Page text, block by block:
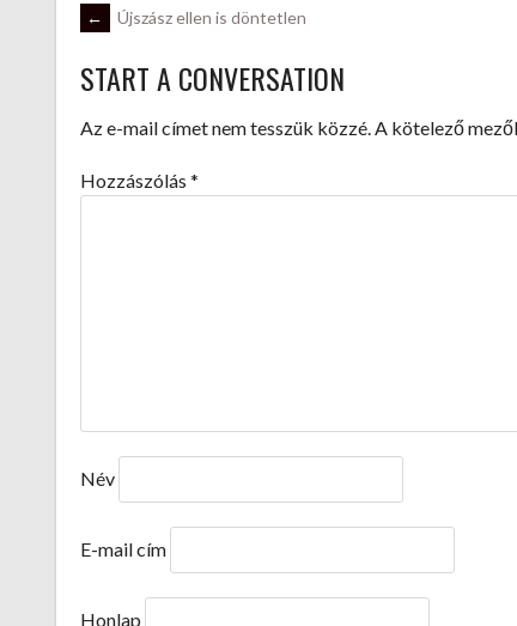
POST
NAVIGATION
← Újszász ellen is döntetlen
START A CONVERSATION
Az e-mail címet nem tesszük közzé.A kötelező
Hozzászólás *
Név
E-mail cím
Honlap